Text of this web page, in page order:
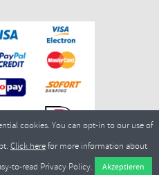
cookies. You can opt-in to our use of
Click herefor more information about
to-read Privacy Policy.